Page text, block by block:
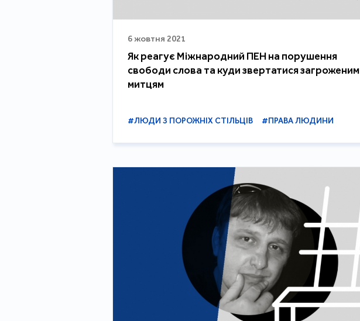
6 жовтня 2021
Як реагує Міжнародний ПЕН на порушення
свободи слова та куди звертатися загроженим
митцям
#ЛЮДИ З ПОРОЖНІХ СТІЛЬЦІВ #ПРАВА ЛЮДИНИ